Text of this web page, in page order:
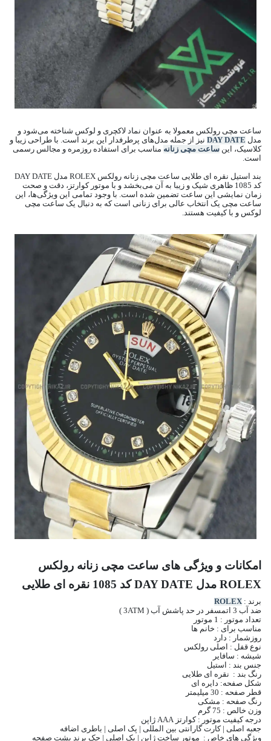
ساعت مچی رولکس معمولا به عنوان نماد لاکچری و لوکس شناخته می‌شود و
مدل DAY DATEنیز از جمله مدل‌های پرطرفدار این برند است. با طراحی زیبا و
کلاسیک، این ساعت مچی زنانه مناسب برای استفاده روزمره و مجالس رسمی
است.
بند استیل نقره ای طلایی ساعت مچی زنانه رولکس ROLEX مدل DAY DATE
کد 1085 ظاهری شیک و زیبا به آن می‌بخشد و با موتور کوارتز، دقت و صحت
زمان نمایشی این ساعت تضمین شده است. با وجود تمامی این ویژگی‌ها، این
ساعت مچی یک انتخاب عالی برای زنانی است که به دنبال یک ساعت مچی
لوکس و با کیفیت هستند.
امکانات و ویژگی های ساعت مچی زنانه رولکس
ROLEX مدل DAY DATE کد 1085 نقره ای طلایی
برند : ROLEX
ضد آب 3 اتمسفر در حد پاشش آب ( 3ATM )
تعداد موتور : 1 موتور
مناسب برای : خانم ها
روزشمار : دارد
نوع قفل : اصلی رولکس
شیشه : سافایر
جنس بند : استیل
رنگ بند : نقره ای طلایی
شکل صفحه: دایره ای
قطر صفحه : 30 میلیمتر
رنگ صفحه : مشکی
وزن خالص : 75 گرم
درجه کیفیت موتور : کوارتز AAA ژاپن
جعبه اصلی | کارت گارانتی بین المللی | پک اصلی | باطری اضافه
ویژگی های خاص : موتور ساخت ژاپن | پک اصلی | حک برند پشت صفحه